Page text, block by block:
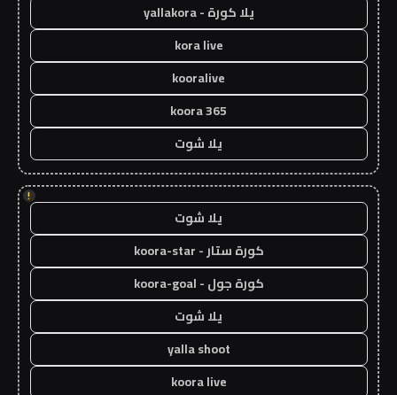
يلا كورة - yallakora
kora live
kooralive
koora 365
يلا شوت
!
يلا شوت
كورة ستار - koora-star
كورة جول - koora-goal
يلا شوت
yalla shoot
koora live